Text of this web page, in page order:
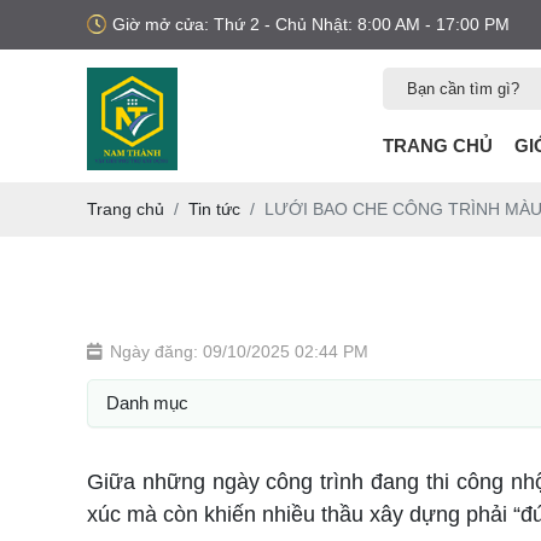
Giờ mở cửa: Thứ 2 - Chủ Nhật: 8:00 AM - 17:00 PM
TRANG CHỦ
Trang chủ Tin tức LƯỚI BAO CHE CÔNG TRÌNH
Ngày đăng: 09/10/2025 02:44 PM
Danh mục
Giữa những ngày công trình đang thi công
xúc mà còn khiến nhiều thầu xây dựng phải